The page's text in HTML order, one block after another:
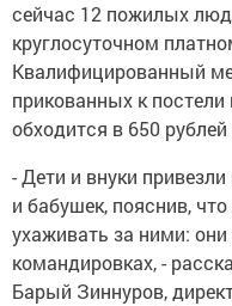
сейчас 12 пожилых
круглосуточном
Квалифицированный
прикованных к
обходится в 650 рублей
- Дети и внуки
и бабушек, пояснив,
ухаживать за ними:
командировках, -
Барый Зиннуров,